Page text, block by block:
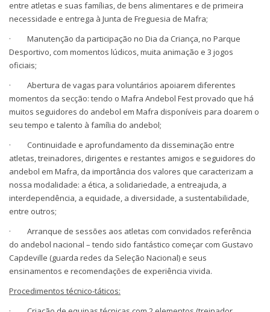
entre atletas e suas famílias, de bens alimentares e de primeira
necessidade e entrega à Junta de Freguesia de Mafra;
· Manutenção da participação no Dia da Criança, no Parque
Desportivo, com momentos lúdicos, muita animação e 3 jogos
oficiais;
· Abertura de vagas para voluntários apoiarem diferentes
momentos da secção: tendo o Mafra Andebol Fest provado que há
muitos seguidores do andebol em Mafra disponíveis para doarem o
seu tempo e talento à família do andebol;
· Continuidade e aprofundamento da disseminação entre
atletas, treinadores, dirigentes e restantes amigos e seguidores do
andebol em Mafra, da importância dos valores que caracterizam a
nossa modalidade: a ética, a solidariedade, a entreajuda, a
interdependência, a equidade, a diversidade, a sustentabilidade,
entre outros;
· Arranque de sessões aos atletas com convidados referência
do andebol nacional – tendo sido fantástico começar com Gustavo
Capdeville (guarda redes da Seleção Nacional) e seus
ensinamentos e recomendações de experiência vivida.
Procedimentos técnico-táticos: